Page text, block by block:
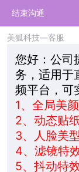
结束沟通
美狐科技—客服
您好： 公司
务，适用于
频平台，可
1、 全局美颜
2、 动态贴
3、
人脸美型
4、 滤镜特
5、 抖动特